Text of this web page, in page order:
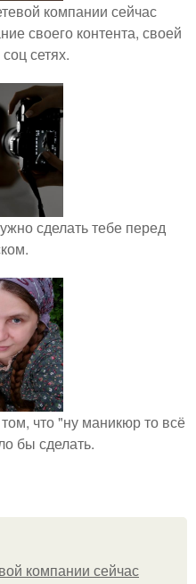
компании сейчас
своего контента, своей
сетях.
сделать тебе перед
что "ну маникюр то всё
бы сделать.
компании сейчас